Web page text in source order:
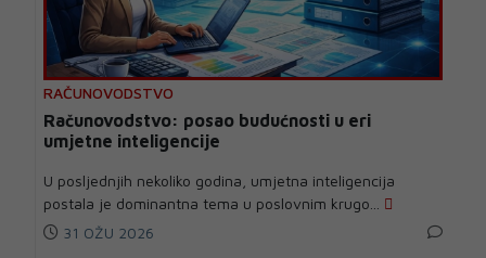
RAČUNOVODSTVO
Računovodstvo: posao budućnosti u eri
umjetne inteligencije
U posljednjih nekoliko godina, umjetna inteligencija
postala je dominantna tema u poslovnim krugo...
31 OŽU 2026